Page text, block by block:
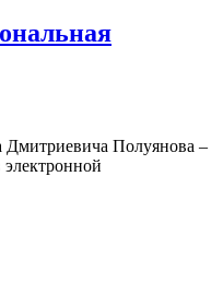
Дмитриевича Полуянова –